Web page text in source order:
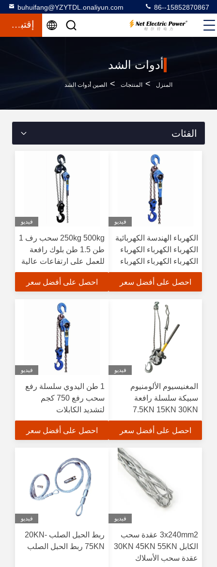
buhuifang@YZYTDL.onaliyun.com 86--15852870867
إقتباس
أدوات الشد
المنزل > المنتجات > الصين أدوات الشد
الفئات
فيديو
الكهرباء الهندسة الكهربائية
الكهرباء الكهرباء الكهرباء
الكهرباء الكهرباء الكهرباء
الكهرباء الكهرباء الكهرباء
الكهرباء الكهرباء الكهرباء
الكهرباء الكهرباء الكهرباء
الكهرباء الكهرباء الكهرباء
الكهرباء الكهرباء الكهرباء
الكهرباء الكهرباء الكهرباء
الكهرباء الكهرباء الكهرباء
الكهرباء الكهرباء الكهرباء
الكهرباء الكهرباء الكهرباء
الكهرباء الكهرباء الكهرباء
الكهرباء الكهرباء الكهرباء
الكهرباء الكهرباء الكهرباء
الكهرباء الكهرباء الكهرباء
الكهرباء الكهرباء الكهرباء
احصل على أفضل سعر
فيديو
250kg 500kg سحب رف 1
طن 1.5 طن بلوك رافعة
للعمل على ارتفاعات عالية
احصل على أفضل سعر
فيديو
المغنيسيوم الألومنيوم
سبيكة سلسلة رافعة
7.5KN 15KN 30KN
40KN 60KN
احصل على أفضل سعر
فيديو
1 طن اليدوي سلسلة رفع
سحب رفع 750 كجم
لتشديد الكابلات
احصل على أفضل سعر
فيديو
3x240mm2 عقدة سحب
الكابل 30KN 45KN 55KN
عقدة سحب الأسلاك
فيديو
ربط الحبل الصلب 20KN-
75KN ربط الحبل الصلب